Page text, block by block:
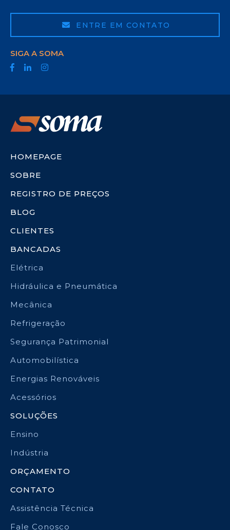
ENTRE EM CONTATO
SIGA A SOMA
HOMEPAGE
SOBRE
REGISTRO DE PREÇOS
BLOG
CLIENTES
BANCADAS
Elétrica
Hidráulica e Pneumática
Mecânica
Refrigeração
Segurança Patrimonial
Automobilística
Energias Renováveis
Acessórios
SOLUÇÕES
Ensino
Indústria
ORÇAMENTO
CONTATO
Assistência Técnica
Fale Conosco